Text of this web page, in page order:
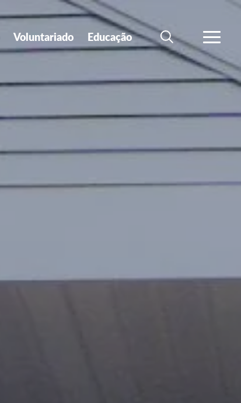
Voluntariado Educação
SEARCHVER